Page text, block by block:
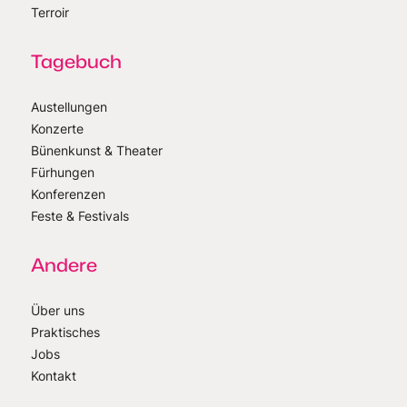
Terroir
Tagebuch
Austellungen
Konzerte
Bünenkunst & Theater
Fürhungen
Konferenzen
Feste & Festivals
Andere
Über uns
Praktisches
Jobs
Kontakt